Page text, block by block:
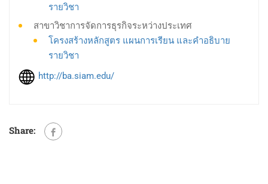
รายวิชา
สาขาวิชาการจัดการธุรกิจระหว่างประเทศ
โครงสร้างหลักสูตร แผนการเรียน และคำอธิบาย
รายวิชา
http://ba.siam.edu/
Share: